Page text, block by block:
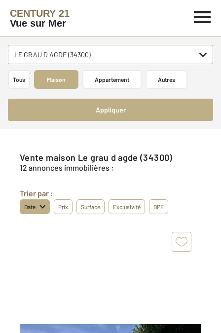
CENTURY 21
Vue sur Mer
LE GRAU D AGDE (34300)
Tous Maison Appartement Autres
Appliquer
Vente maison Le grau d agde (34300)
12 annonces immobilières :
Trier par :
Date Prix Surface Exclusivité DPE